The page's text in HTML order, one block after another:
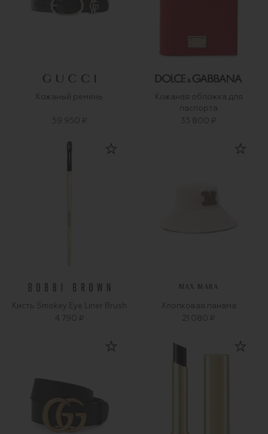
Кожаный ремень
59 950 ₽
Кожаная обложка для
паспорта
35 800 ₽
Кисть Smokey Eye Liner Brush
4 790 ₽
MAX MARA
Хлопковая панама
21 080 ₽